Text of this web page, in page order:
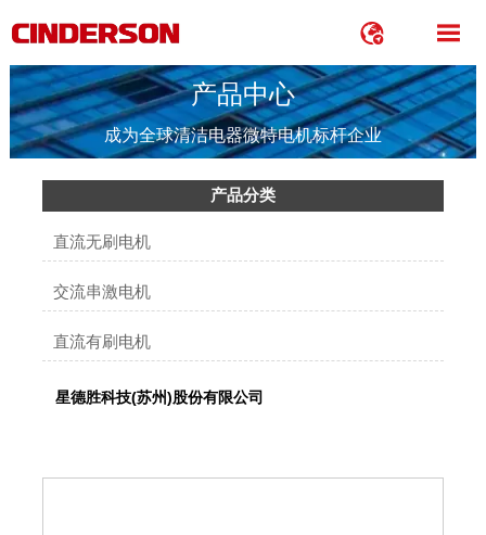
 
产品中心
成为全球清洁电器微特电机标杆企业
产品分类
直流无刷电机
交流串激电机
直流有刷电机
星德胜科技(苏州)股份有限公司